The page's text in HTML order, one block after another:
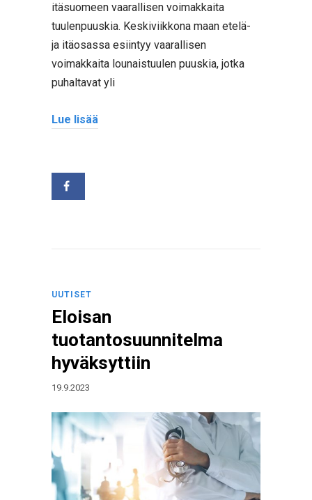
itäsuomeen vaarallisen voimakkaita
tuulenpuuskia. Keskiviikkona maan etelä-
ja itäosassa esiintyy vaarallisen
voimakkaita lounaistuulen puuskia, jotka
puhaltavat yli
Lue lisää
UUTISET
Eloisan
tuotantosuunnitelma
hyväksyttiin
19.9.2023